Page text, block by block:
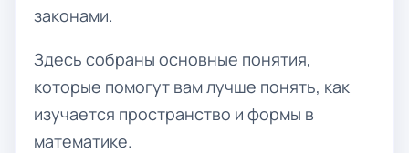
законами.
Здесь собраны основные понятия,
которые помогут вам лучше понять, как
изучается пространство и формы в
математике.